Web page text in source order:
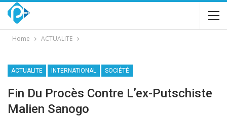
Home ACTUALITE
ACTUALITE INTERNATIONAL SOCIÉTÉ
Fin Du Procès Contre L’ex-Putschiste
Malien Sanogo